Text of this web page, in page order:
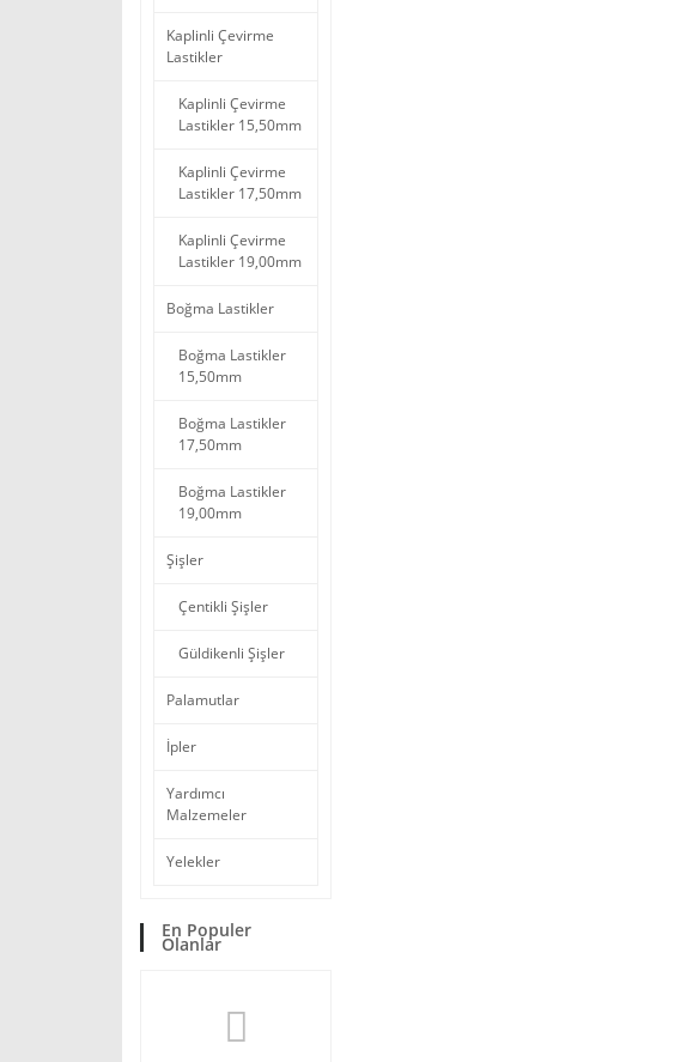
Kaplinli Çevirme
Lastikler
Kaplinli Çevirme
Lastikler 15,50mm
Kaplinli Çevirme
Lastikler 17,50mm
Kaplinli Çevirme
Lastikler 19,00mm
Boğma Lastikler
Boğma Lastikler
15,50mm
Boğma Lastikler
17,50mm
Boğma Lastikler
19,00mm
Şişler
Çentikli Şişler
Güldikenli Şişler
Palamutlar
İpler
Yardımcı
Malzemeler
Yelekler
En Populer
Olanlar